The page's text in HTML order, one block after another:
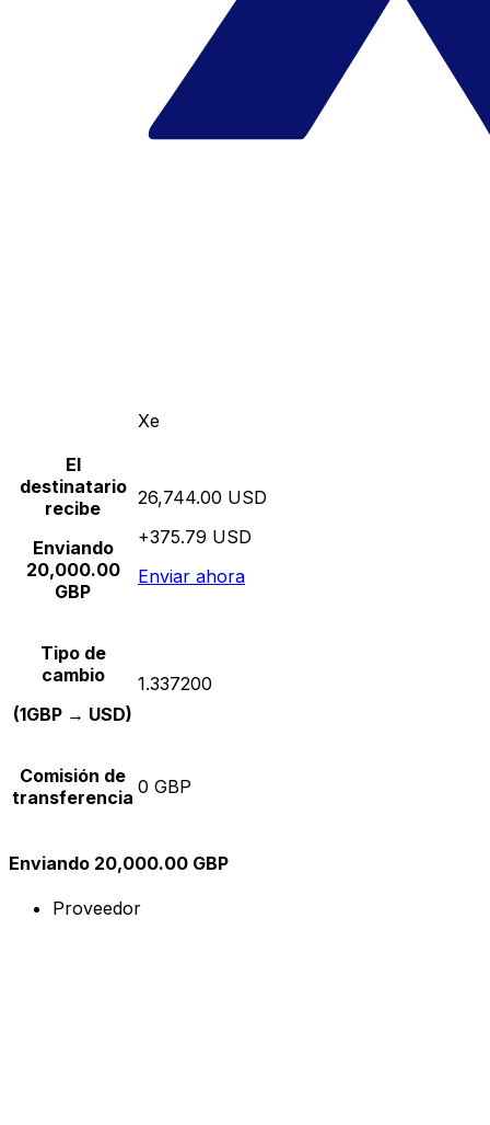
Xe
El
destinatario
recibe
Enviando
20,000.00
GBP
26,744.00 USD
+375.79 USD
Enviar ahora
Tipo de
cambio
(1GBP → USD)
1.337200
Comisión de
transferencia 0 GBP
Enviando 20,000.00 GBP
Proveedor